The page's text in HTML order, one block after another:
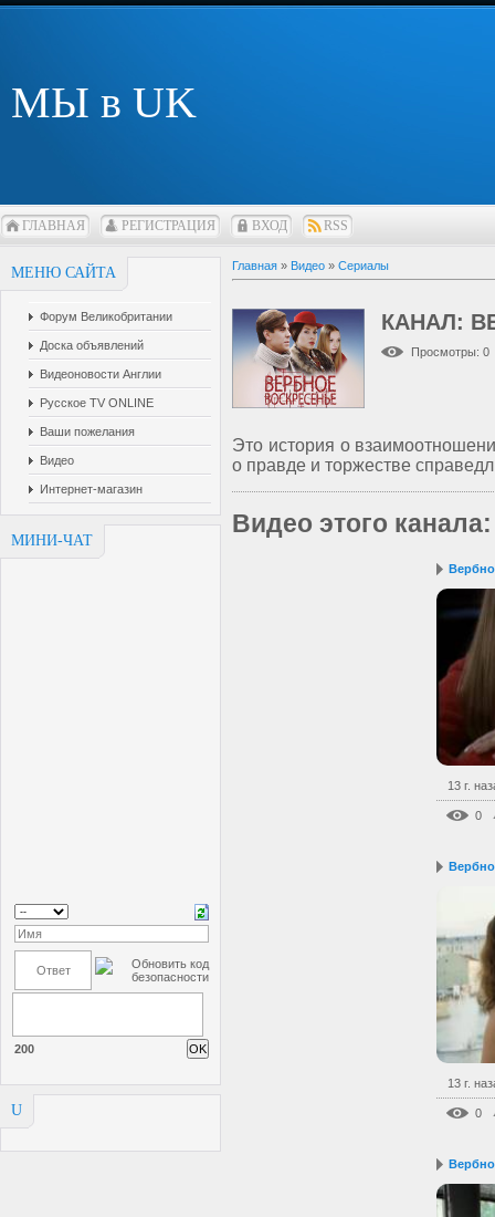
МЫ в UK
ГЛАВНАЯ РЕГИСТРАЦИЯ ВХОД RSS
МЕНЮ САЙТА
Форум Великобритании
Доска объявлений
Видеоновости Англии
Русское TV ONLINE
Ваши пожелания
Видео
Интернет-магазин
МИНИ-ЧАТ
200
U
Главная » Видео » Сериалы
КАНАЛ:
Просмотры: 0
Это история о
о правде и торжестве
Видео этого канала:
13 г.
0
13 г.
0